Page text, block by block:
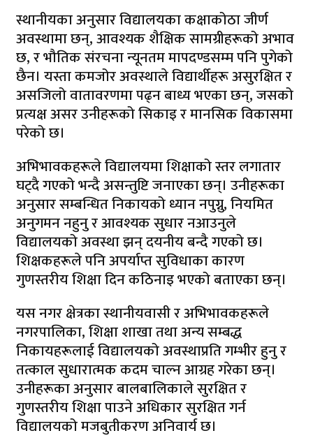
स्थानीयका अनुसार विद्यालयका कक्षाकोठा जीर्ण
अवस्थामा छन्, आवश्यक शैक्षिक सामग्रीहरूको अभाव
छ, र भौतिक संरचना न्यूनतम मापदण्डसम्म पनि पुगेको
छैन। यस्ता कमजोर अवस्थाले विद्यार्थीहरू असुरक्षित र
असजिलो वातावरणमा पढ्न बाध्य भएका छन्, जसको
प्रत्यक्ष असर उनीहरूको सिकाइ र मानसिक विकासमा
परेको छ।
अभिभावकहरूले विद्यालयमा शिक्षाको स्तर लगातार
घट्दै गएको भन्दै असन्तुष्टि जनाएका छन्। उनीहरूका
अनुसार सम्बन्धित निकायको ध्यान नपुग्नु, नियमित
अनुगमन नहुनु र आवश्यक सुधार नआउनुले
विद्यालयको अवस्था झन् दयनीय बन्दै गएको छ।
शिक्षकहरूले पनि अपर्याप्त सुविधाका कारण
गुणस्तरीय शिक्षा दिन कठिनाइ भएको बताएका छन्।
यस नगर क्षेत्रका स्थानीयवासी र अभिभावकहरूले
नगरपालिका, शिक्षा शाखा तथा अन्य सम्बद्ध
निकायहरूलाई विद्यालयको अवस्थाप्रति गम्भीर हुनु र
तत्काल सुधारात्मक कदम चाल्न आग्रह गरेका छन्।
उनीहरूका अनुसार बालबालिकाले सुरक्षित र
गुणस्तरीय शिक्षा पाउने अधिकार सुरक्षित गर्न
विद्यालयको मजबुतीकरण अनिवार्य छ।